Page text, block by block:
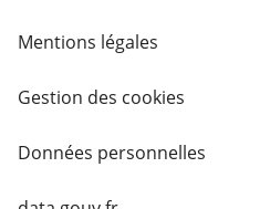
Mentions légales
Gestion des cookies
Données personnelles